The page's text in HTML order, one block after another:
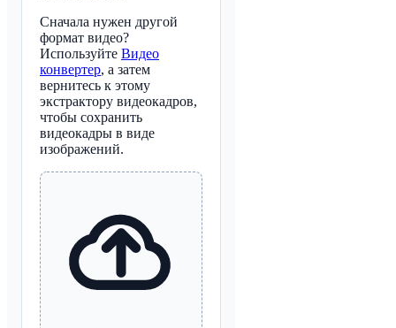
Сначала нужен другой
формат видео?
Используйте Видео
конвертер, а затем
вернитесь к этому
экстрактору видеокадров,
чтобы сохранить
видеокадры в виде
изображений.